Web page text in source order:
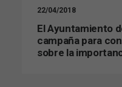
22/04/2018
El Ayuntamiento
campaña para
sobre la